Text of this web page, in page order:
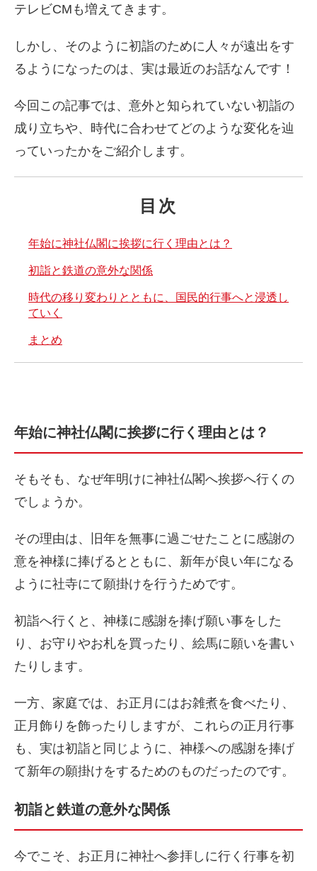
テレビCMも増えてきます。
しかし、そのように初詣のために人々が遠出をす
るようになったのは、実は最近のお話なんです！
今回この記事では、意外と知られていない初詣の
成り立ちや、時代に合わせてどのような変化を辿
っていったかをご紹介します。
目次
年始に神社仏閣に挨拶に行く理由とは？
初詣と鉄道の意外な関係
時代の移り変わりとともに、国民的行事へと浸透し
ていく
まとめ
年始に神社仏閣に挨拶に行く理由とは？
そもそも、なぜ年明けに神社仏閣へ挨拶へ行くの
でしょうか。
その理由は、旧年を無事に過ごせたことに感謝の
意を神様に捧げるとともに、新年が良い年になる
ように社寺にて願掛けを行うためです。
初詣へ行くと、神様に感謝を捧げ願い事をした
り、お守りやお札を買ったり、絵馬に願いを書い
たりします。
一方、家庭では、お正月にはお雑煮を食べたり、
正月飾りを飾ったりしますが、これらの正月行事
も、実は初詣と同じように、神様への感謝を捧げ
て新年の願掛けをするためのものだったのです。
初詣と鉄道の意外な関係
今でこそ、お正月に神社へ参拝しに行く行事を初